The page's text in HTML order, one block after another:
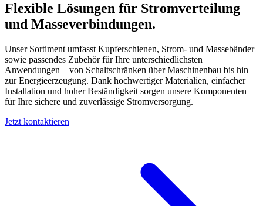
Flexible Lösungen für Stromverteilung
und Masseverbindungen.
Unser Sortiment umfasst Kupferschienen, Strom- und Massebänder
sowie passendes Zubehör für Ihre unterschiedlichsten
Anwendungen – von Schaltschränken über Maschinenbau bis hin
zur Energieerzeugung. Dank hochwertiger Materialien, einfacher
Installation und hoher Beständigkeit sorgen unsere Komponenten
für Ihre sichere und zuverlässige Stromversorgung.
Jetzt kontaktieren